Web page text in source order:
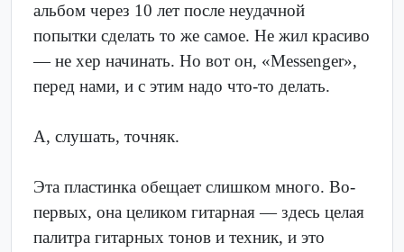
альбом через 10 лет после неудачной
попытки сделать то же самое. Не жил красиво
— не хер начинать. Но вот он, «Messenger»,
перед нами, и с этим надо что-то делать.
А, слушать, точняк.
Эта пластинка обещает слишком много. Во-
первых, она целиком гитарная — здесь целая
палитра гитарных тонов и техник, и это